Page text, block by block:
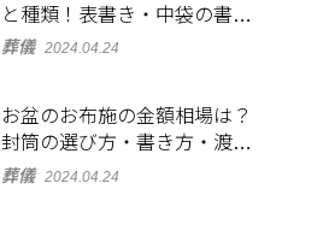
と種類！表書き・中袋の書き
方、お札の入れ方も
葬儀 2024.04.24
お盆のお布施の金額相場は？
封筒の選び方・書き方・渡し
方も解説
葬儀 2024.04.24